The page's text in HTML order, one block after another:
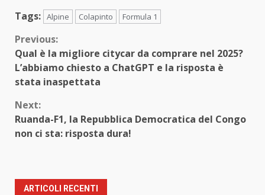
Tags: Alpine Colapinto Formula 1
Continue
Reading
Previous:
Qual è la migliore citycar da comprare nel 2025?
L’abbiamo chiesto a ChatGPT e la risposta è
stata inaspettata
Next:
Ruanda-F1, la Repubblica Democratica del Congo
non ci sta: risposta dura!
ARTICOLI RECENTI